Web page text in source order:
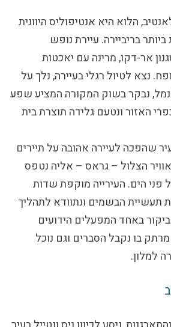
הלוא היא אנטיפוליס היוונית
בריביירה. עיירת נופש
אר-דקו, מרינה עם יאכטות
נצא לטיול רגלי בעיירה, נלך על
נבקר בשוק המקורה המציע שפע
האזור ונטעם גלידה תוצרת בית
שהפכה לעיירה אהובה על תיירים
הצלול – גראס – אליה נטפס
400 מ' מעל פני הים. העירייה מוקפת שדות
הבשמים ונתוודא לתהליך
באחד המפעלים הידועים
בו נקבל הסברים וגם נוכל
למלון.